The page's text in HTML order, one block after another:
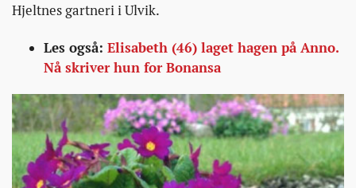
Hjeltnes gartneri i Ulvik.
Les også: Elisabeth (46) laget hagen på Anno.
Nå skriver hun for Bonansa